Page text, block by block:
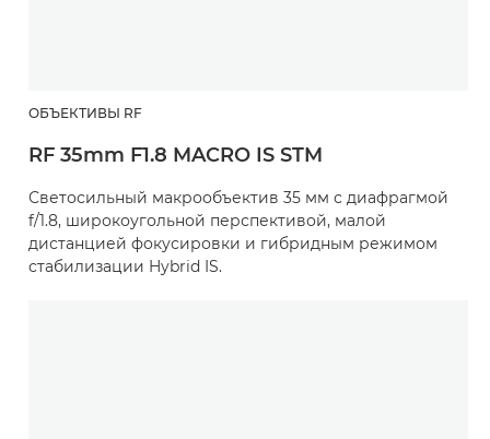
ОБЪЕКТИВЫ RF
RF 35mm F1.8 MACRO IS STM
Светосильный макрообъектив 35 мм с диафрагмой
f/1.8, широкоугольной перспективой, малой
дистанцией фокусировки и гибридным режимом
стабилизации Hybrid IS.